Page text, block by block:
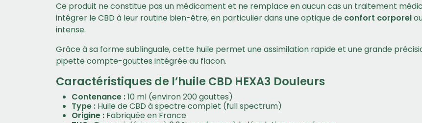
Ce produit ne constitue pas un médicament et ne remplace en aucun cas un traitement
intégrer le CBD à leur routine bien-être, en particulier dans une optique de confort corporel
intense.
Grâce à sa forme sublinguale, cette huile permet une assimilation rapide et une grande
pipette compte-gouttes intégrée au flacon.
Caractéristiques de l’huile CBD HEXA3 Douleurs
Contenance :10 ml (environ 200 gouttes)
Type : Huile de CBD à spectre complet (full spectrum)
Origine : Fabriquée en France